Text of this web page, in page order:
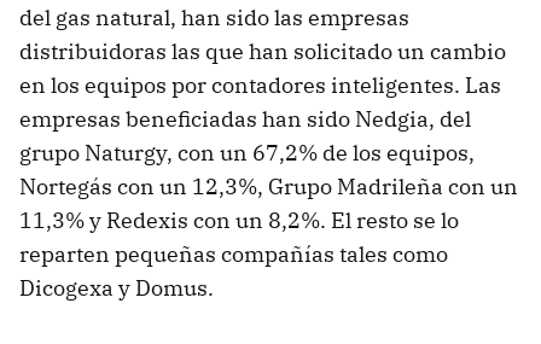
del gas natural, han sido las empresas
distribuidoras las que han solicitado un cambio
en los equipos por contadores inteligentes. Las
empresas beneficiadas han sido Nedgia, del
grupo Naturgy, con un 67,2% de los equipos,
Nortegás con un 12,3%, Grupo Madrileña con un
11,3% y Redexis con un 8,2%. El resto se lo
reparten pequeñas compañías tales como
Dicogexa y Domus.